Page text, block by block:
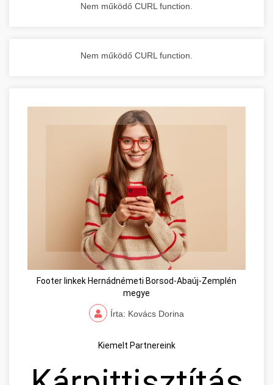
Nem működő CURL function.
Nem működő CURL function.
Footer linkek Hernádnémeti Borsod-Abaúj-Zemplén
megye
Írta: Kovács Dorina
Kiemelt Partnereink